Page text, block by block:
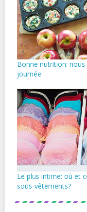
Bonne nutrition:
journée
Le plus intime: où et
sous-vêtements?